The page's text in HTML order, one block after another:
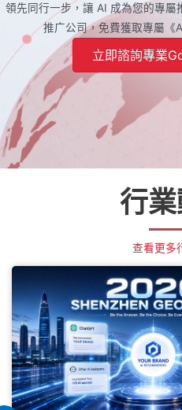
領先同行一步，讓 AI 成為您的專
推广公司，免費獲取專屬《
立即諮詢專業
行
查看更多